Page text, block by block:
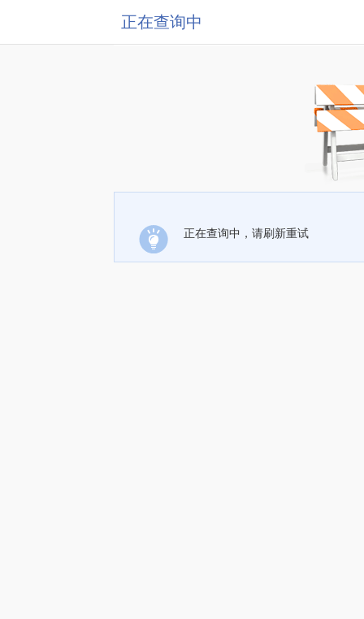
正在查询中
正在查询中，请刷新重试